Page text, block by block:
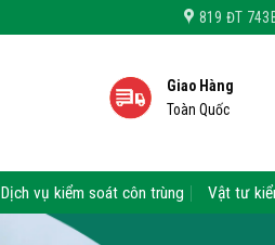
819 ĐT
Giao Hàng
Toàn Quốc
Dịch vụ kiểm soát côn trùng Vật tư